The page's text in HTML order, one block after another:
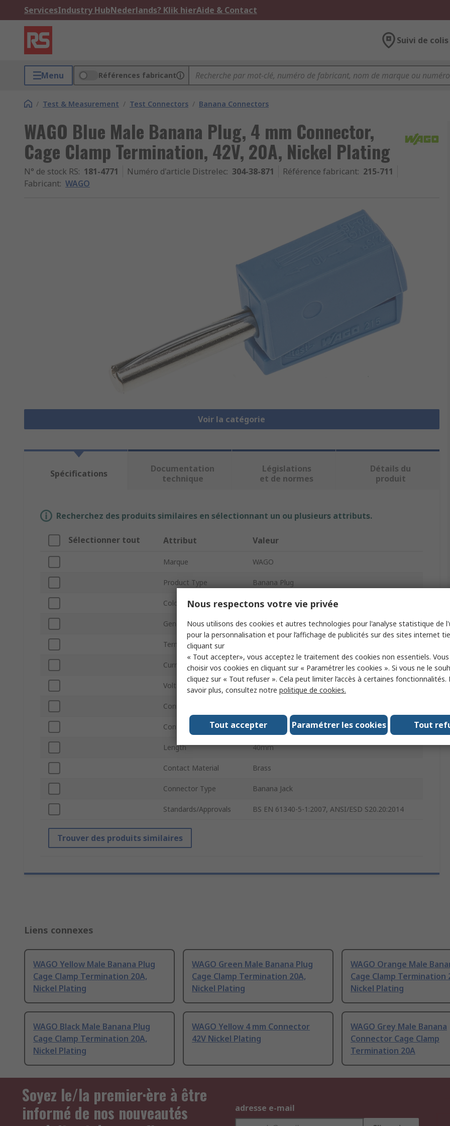
ServicesIndustry HubNederlands? Klik hierAide & Contact
Suivi de colis
Menu Références fabricant
/ Test & Measurement / Test Connectors / Banana Connectors
WAGO Blue Male Banana Plug, 4 mm Connector,
Cage Clamp Termination, 42V, 20A, Nickel Plating
N° de stock RS: 181-4771 Numéro d'article Distrelec: 304-38-871 Référence fabricant: 215-711
Fabricant: WAGO
Voir la catégorie
Spécifications
Documentation
technique
Législations
et de normes
Détails du
produit
Recherchez des produits similaires en sélectionnant un ou plusieurs attributs.
Sélectionner tout Attribut Valeur
Marque WAGO
Product Type Banana Plug
Colour Blue
Gender Male
Termination Method
Current 20A
Voltage
Connector Size
Contact Plating Nickel
Length 40mm
Contact Material Brass
Connector Type Banana Jack
Standards/Approvals BS EN 61340-5-1:2007, ANSI/ESD S20.20:2014
Trouver des produits similaires
Liens connexes
WAGO Yellow Male Banana Plug
Cage Clamp Termination 20A,
Nickel Plating
WAGO Green Male Banana Plug
Cage Clamp Termination 20A,
Nickel Plating
WAGO Orange Male
Cage Clamp Termination
Nickel Plating
WAGO Black Male Banana Plug
Cage Clamp Termination 20A,
Nickel Plating
WAGO Yellow 4 mm Connector
42V Nickel Plating
WAGO Grey Male Banana
Connector Cage Clamp
Termination 20A
Soyez le/la premier·ère à être
informé de nos nouveautés
adresse e-mail
Nous respectons votre vie privée
Nous utilisons des cookies et autres technologies pour l'analyse statistique de
pour la personnalisation et pour l’affichage de publicités sur des sites internet
cliquant sur
« Tout accepter», vous acceptez le traitement des cookies non essentiels.
choisir vos cookies en cliquant sur « Paramétrer les cookies ». Si vous ne le
cliquez sur « Tout refuser ». Cela peut limiter l’accès à certaines fonctionnalités.
savoir plus, consultez notre politique de cookies.
Tout accepter Paramétrer les cookies Tout